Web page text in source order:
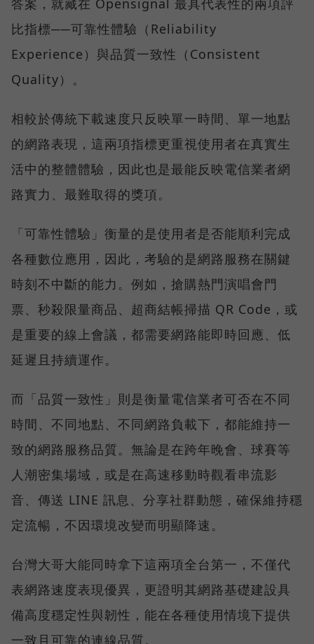
比指標──可靠性體驗（Reliability
Experience）與品質一致性（Consistent
Quality）。
相較於傳統下載速度只反映單一時間、單一地點
的網路表現，這兩項指標更重視使用者在真實生
活中的整體體驗，因此也是最能反映電信業者網
路實力、最難取得的獎項。
「可靠性體驗」衡量的是使用者是否能順利完成
各種數位應用，因此，考驗的是網路服務在關鍵
時刻不中斷的能力。例如，搶購熱門演唱會門
票、秒殺限量商品、超商結帳掃描 QR Code，或
是重要的線上會議，都需要網路能即時回應、低
延遲且持續運作。
而「品質一致性」則是衡量電信業者可否在不同
時間、不同地點、不同網路負載下，都能維持一
致的網路服務品質。無論是在跨年晚會、球賽等
人潮密集場域，或是在高速移動時觀看串流影
音、傳送 LINE 訊息、分享社群動態，確保維持穩
定流暢，不因環境改變而明顯降速。
台灣大哥大能同時拿下這兩項全台第一，不僅代
表網路速度表現優異，更證明其網路基礎建設具
備高度穩定性與韌性，能在各種使用情境下提供
一致且可靠的連線品質。